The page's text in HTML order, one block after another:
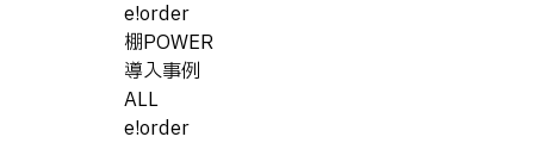
e!order
棚POWER
導入事例
ALL
e!order